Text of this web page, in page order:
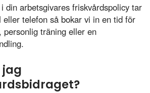
din arbetsgivares friskvårdspolicy tar
eller telefon så bokar vi in en tid för
personlig träning eller en